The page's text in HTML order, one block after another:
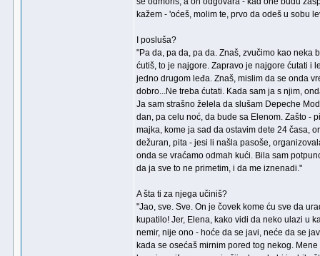
kažem - 'oćeš, molim te, prvo da odeš u sobu
I posluša?
"Pa da, pa da, pa da. Znaš, zvučimo kao
ćutiš, to je najgore. Zapravo je najgore ćutati i
jedno drugom leđa. Znaš, mislim da se onda
dobro...Ne treba ćutati. Kada sam ja s njim,
Ja sam strašno želela da slušam Depeche
dan, pa celu noć, da bude sa Elenom. Zašto -
majka, kome ja sad da ostavim dete 24 časa,
dežuran, pita - jesi li našla pasoše,
onda se vraćamo odmah kući. Bila sam
da ja sve to ne primetim, i da me iznenadi."
A šta ti za njega učiniš?
"Jao, sve. Sve. On je čovek kome ću sve da
kupatilo! Jer, Elena, kako vidi da neko ulazi u
nemir, nije ono - hoće da se javi, neće da se
kada se osećaš mirnim pored tog nekog.